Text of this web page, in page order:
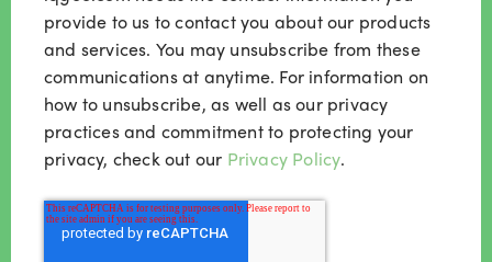
provide to us to contact you about our products
and services. You may unsubscribe from these
communications at anytime. For information on
how to unsubscribe, as well as our privacy
practices and commitment to protecting your
privacy, check out our Privacy Policy.